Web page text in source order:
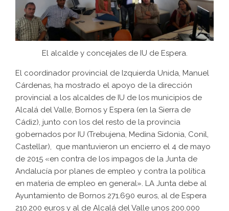
El alcalde y concejales de IU de Espera.
El coordinador provincial de Izquierda Unida, Manuel
Cárdenas, ha mostrado el apoyo de la dirección
provincial a los alcaldes de IU de los municipios de
Alcalá del Valle, Bornos y Espera (en la Sierra de
Cádiz), junto con los del resto de la provincia
gobernados por IU (Trebujena, Medina Sidonia, Conil,
Castellar), que mantuvieron un encierro el 4 de mayo
de 2015 «en contra de los impagos de la Junta de
Andalucía por planes de empleo y contra la política
en materia de empleo en general». LA Junta debe al
Ayuntamiento de Bornos 271.690 euros, al de Espera
210.200 euros y al de Alcalá del Valle unos 200.000